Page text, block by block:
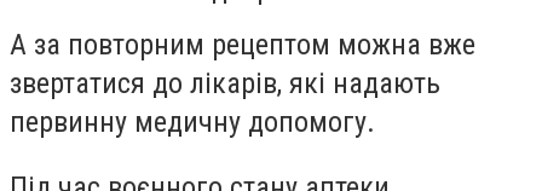
А за повторним рецептом можна вже
звертатися до лікарів, які надають
первинну медичну допомогу.